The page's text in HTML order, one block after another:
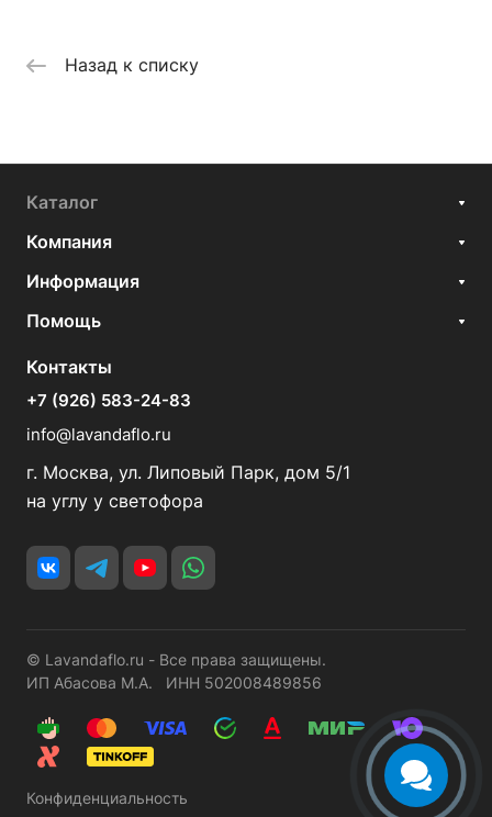
Назад к списку
Каталог
Компания
Информация
Помощь
Контакты
+7 (926) 583-24-83
info@lavandaflo.ru
г. Москва, ул. Липовый Парк, дом 5/1
на углу у светофора
© Lavandaflo.ru - Все права защищены.
ИП Абасова М.А. ИНН 502008489856
Конфиденциальность